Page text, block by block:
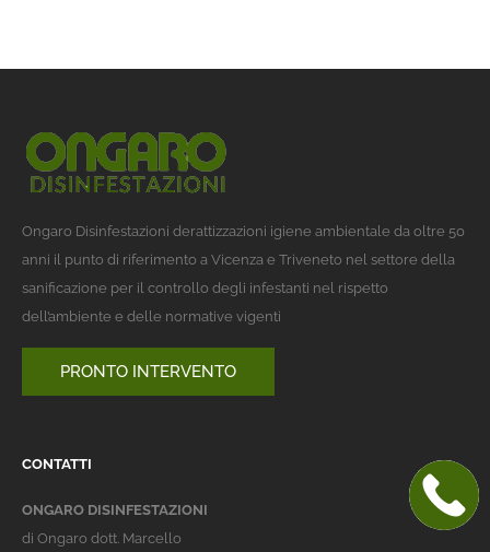
Ongaro Disinfestazioni derattizzazioni igiene ambientale da oltre 50
anni il punto di riferimento a Vicenza e Triveneto nel settore della
sanificazione per il controllo degli infestanti nel rispetto
dell’ambiente e delle normative vigenti
PRONTO INTERVENTO
CONTATTI
ONGARO DISINFESTAZIONI
di Ongaro dott. Marcello